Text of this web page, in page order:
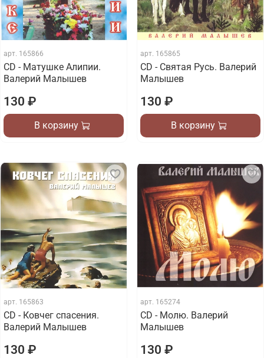
арт. 165866
CD - Матушке Алипии.
Валерий Малышев
130 ₽
В корзину
арт. 165865
CD - Святая Русь. Валерий
Малышев
130 ₽
В корзину
арт. 165863
CD - Ковчег спасения.
Валерий Малышев
130 ₽
арт. 165274
CD - Молю. Валерий
Малышев
130 ₽